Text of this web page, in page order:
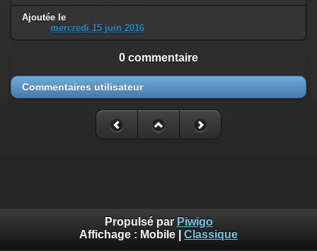
Ajoutée le
mercredi 15 juin 2016
0 commentaire
Commentaires utilisateur
Propulsé par Piwigo
Affichage : Mobile Classique